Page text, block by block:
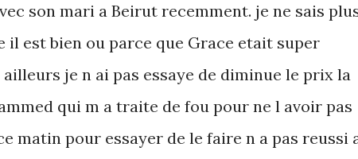
son mari a Beirut recemment. je ne sais
il est bien ou parce que Grace etait super
je n ai pas essaye de diminue le prix la
qui m a traite de fou pour ne l avoir pas
matin pour essayer de le faire n a pas reussi